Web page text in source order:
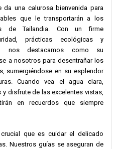
da una calurosa bienvenida para
que le transportarán a los
de Tailandia. Con un firme
prácticas ecológicas y
nos destacamos como su
a nosotros para desentrañar los
sumergiéndose en su esplendor
Cuando vea el agua clara,
disfrute de las excelentes vistas,
en recuerdos que siempre
que es cuidar el delicado
Nuestros guías se aseguran de